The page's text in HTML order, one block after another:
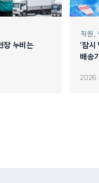
장 누비는
직원
‘잠시
배송
2026.